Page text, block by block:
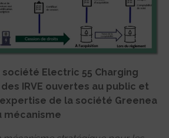
Electric 55 Charging
IRVE ouvertes au public et
de la société Greenea
mécanisme